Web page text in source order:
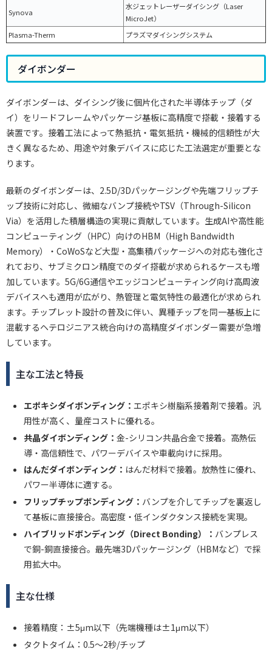
Synova
水ジェットレーザーダイシング（Laser
MicroJet）
Plasma-Therm
プラズマダイシングシステム
ダイボンダー
ダイボンダーは、ダイシング後に個片化された半導体チップ（ダ
イ）をリードフレームやパッケージ基板に高精度で搭載・接着する
装置です。接着工法によって熱抵抗・電気抵抗・機械的信頼性が大
きく異なるため、用途や対象デバイスに応じた工法選定が重要とな
ります。
最新のダイボンダーは、2.5D/3Dパッケージングや先端フリップチ
ップ技術に対応し、微細なバンプ接続やTSV（Through-Silicon
Via）を活用した積層構造の実現に貢献しています。生成AIや高性能
コンピューティング（HPC）向けのHBM（High Bandwidth
Memory）・CoWoSなど大型・高集積パッケージへの対応も強化さ
れており、サブミクロン精度でのダイ搭載が求められるケースも増
加しています。5G/6G通信やエッジコンピューティング向け高周波
デバイスへも適用が広がり、熱管理と電気特性の最適化が求められ
ます。チップレット設計の普及に伴い、異種チップを同一基板上に
混載するヘテロジニアス統合向けの高精度ダイボンダー需要が急増
しています。
主な工法と特長
エポキシダイボンディング： エポキシ樹脂系接着剤で接着。汎
用性が高く、量産コストに優れる。
共晶ダイボンディング： 金-シリコン共晶合金で接着。高熱伝
導・高信頼性で、パワーデバイスや車載向けに採用。
はんだダイボンディング： はんだ材料で接着。放熱性に優れ、
パワー半導体に適する。
フリップチップボンディング： バンプを介してチップを裏返し
て基板に直接接合。高密度・低インダクタンス接続を実現。
ハイブリッドボンディング（Direct Bonding）： バンプレス
で銅-銅直接接合。最先端3Dパッケージング（HBMなど）で採
用拡大中。
主な仕様
接着精度：±5μm以下（先端機種は±1μm以下）
タクトタイム：0.5〜2秒/チップ